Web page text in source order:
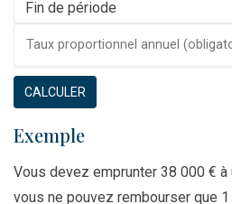
Taux proportionnel annuel
CALCULER
Exemple
Vous devez emprunter 38 000 € à
vous ne pouvez rembourser que